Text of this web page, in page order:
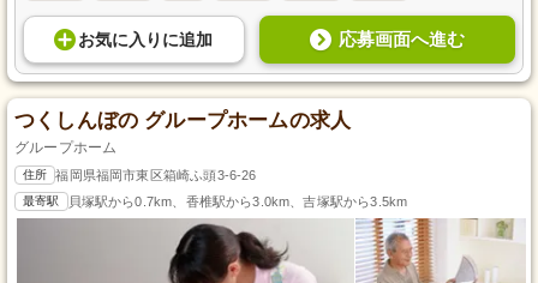
お気に入り に追加 応募画面へ進む
つくしんぼの グループホームの求人
グループホーム
住所 福岡県福岡市東区箱崎ふ頭3-6-26
最寄駅 貝塚駅から0.7km、香椎駅から3.0km、吉塚駅から3.5km